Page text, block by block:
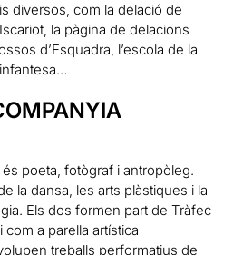
diversos, com la delació de
la pàgina de delacions
d’Esquadra, l’escola de la
és poeta, fotògraf i antropòleg.
la dansa, les arts plàstiques i la
Els dos formen part de Tràfec
i com a parella artística
treballs performatius de